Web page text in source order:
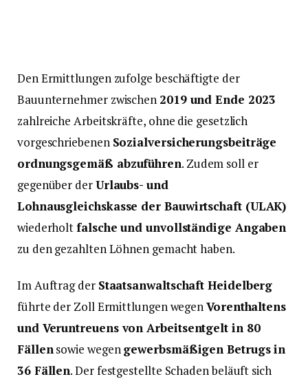
Den Ermittlungen zufolge beschäftigte der
Bauunternehmer zwischen 2019 und Ende 2023
zahlreiche Arbeitskräfte, ohne die gesetzlich
vorgeschriebenen Sozialversicherungsbeiträge
ordnungsgemäß abzuführen. Zudem soll er
gegenüber derUrlaubs- und
Lohnausgleichskasse der Bauwirtschaft (ULAK)
wiederholtfalsche und unvollständige Angaben
zu den gezahlten Löhnen gemacht haben.
Im Auftrag der Staatsanwaltschaft Heidelberg
führte der Zoll Ermittlungen wegenVorenthaltens
und Veruntreuens von Arbeitsentgelt in 80
Fällensowie wegengewerbsmäßigen Betrugs in
36 Fällen. Der festgestellte Schaden beläuft sich